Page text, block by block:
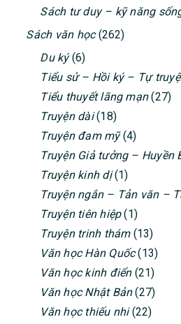
Sách tư duy – kỹ năng
Sách văn học(262)
Du ký(6)
Tiểu sử – Hồi ký – Tự
Tiểu thuyết lãng mạn(27)
Truyện dài(18)
Truyện đam mỹ(4)
Truyện Giả tưởng – Huyền
Truyện kinh dị(1)
Truyện ngắn – Tản văn –
Truyện tiên hiệp(1)
Truyện trinh thám(13)
Văn học Hàn Quốc(13)
Văn học kinh điển(21)
Văn học Nhật Bản(27)
Văn học thiếu nhi(22)